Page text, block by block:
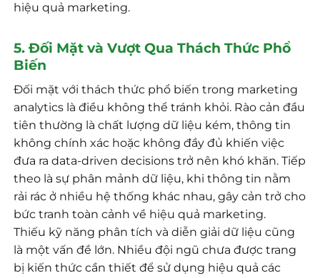
hiệu quả marketing.
5. Đối Mặt và Vượt Qua Thách Thức Phổ
Biến
Đối mặt với thách thức phổ biến trong marketing
analytics là điều không thể tránh khỏi. Rào cản đầu
tiên thường là chất lượng dữ liệu kém, thông tin
không chính xác hoặc không đầy đủ khiến việc
đưa ra data-driven decisions trở nên khó khăn. Tiếp
theo là sự phân mảnh dữ liệu, khi thông tin nằm
rải rác ở nhiều hệ thống khác nhau, gây cản trở cho
bức tranh toàn cảnh về hiệu quả marketing.
Thiếu kỹ năng phân tích và diễn giải dữ liệu cũng
là một vấn đề lớn. Nhiều đội ngũ chưa được trang
bị kiến thức cần thiết để sử dụng hiệu quả các